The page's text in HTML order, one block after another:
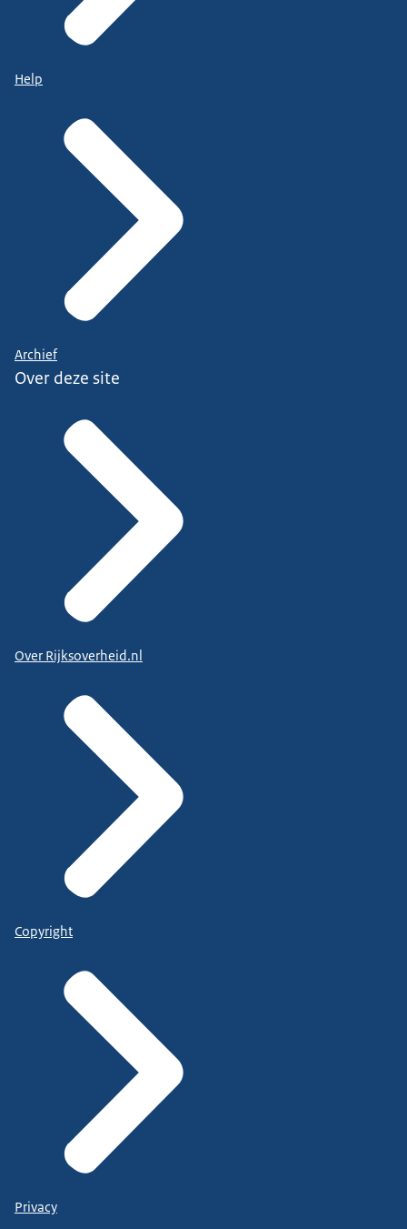
Help
Archief
Over deze site
Over Rijksoverheid.nl
Copyright
Privacy